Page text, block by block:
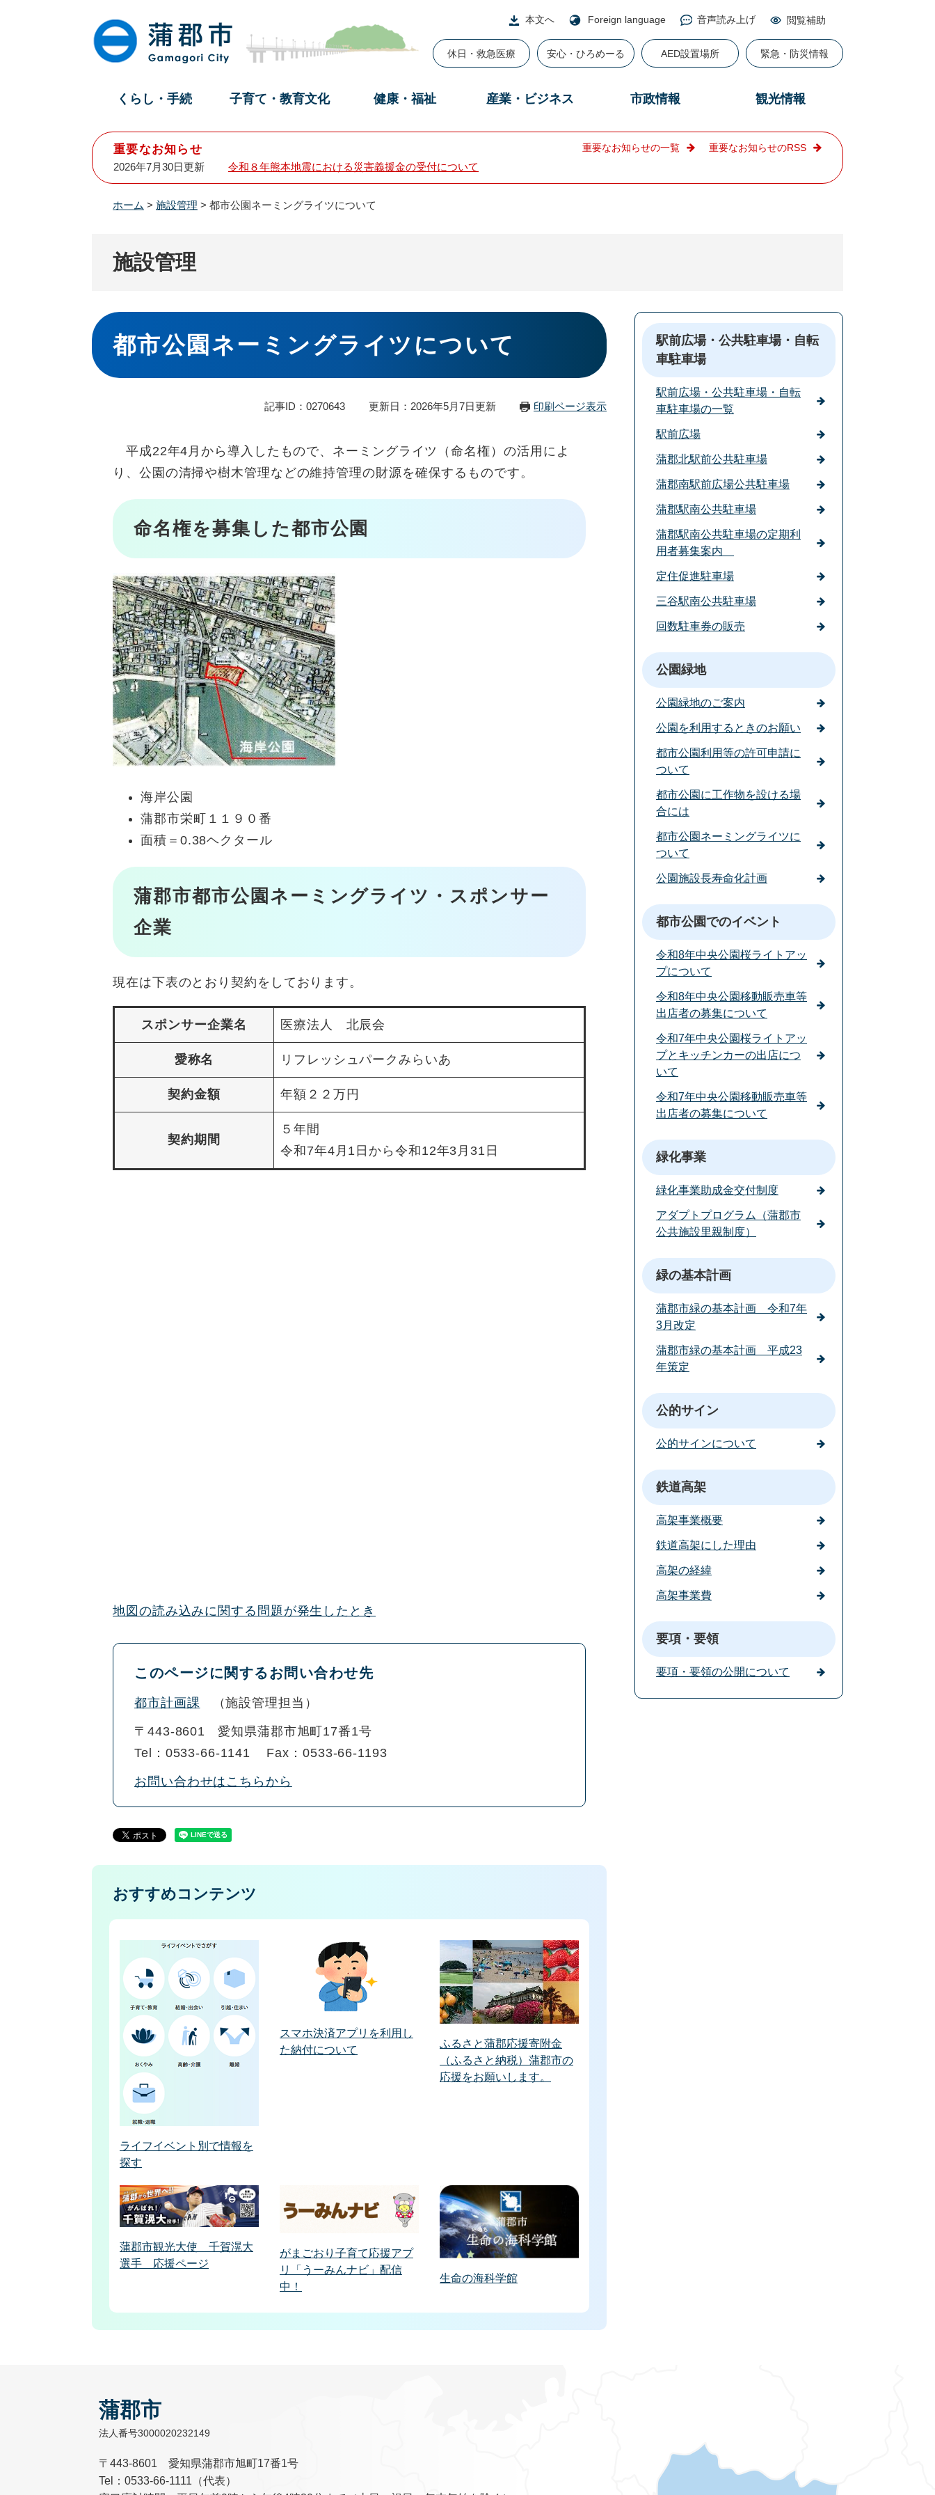
本文へ Foreign language 音声読み上げ 閲覧補助
休日・救急医療 安心・ひろめーる AED設置場所 緊急・防災情報
くらし・手続 子育て・教育文化 健康・福祉 産業・ビジネス 市政情報 観光情報
重要なお知らせ
2026年7月30日更新 令和８年熊本地震における災害義援金の受付について
重要なお知らせの一覧 重要なお知らせのRSS
ホーム > 施設管理 > 都市公園ネーミングライツについて
施設管理
本
文
都市公園ネーミングライツについて
記事ID：0270643 更新日：2026年5月7日更新 印刷ページ表示
平成22年4月から導入したもので、ネーミングライツ（命名権）の活用によ
り、公園の清掃や樹木管理などの維持管理の財源を確保するものです。
命名権を募集した都市公園
海岸公園
蒲郡市栄町１１９０番
面積＝0.38ヘクタール
蒲郡市都市公園ネーミングライツ・スポンサー
企業
現在は下表のとおり契約をしております。
スポンサー企業名 医療法人 北辰会
愛称名 リフレッシュパークみらいあ
契約金額 年額２２万円
契約期間
５年間
令和7年4月1日から令和12年3月31日
地図の読み込みに関する問題が発生したとき
このページに関するお問い合わせ先
都市計画課 施設管理担当
〒443-8601
愛知県蒲郡市旭町17番1号
Tel：0533-66-1141
Fax：0533-66-1193
お問い合わせはこちらから
おすすめコンテンツ
ライフイベント別で情報を
探す
スマホ決済アプリを利用し
た納付について
ふるさと蒲郡応援寄附金
（ふるさと納税）蒲郡市の
応援をお願いします。
蒲郡市観光大使 千賀滉大
選手 応援ページ
がまごおり子育て応援アプ
リ「うーみんナビ」配信
中！
生命の海科学館
駅前広場・公共駐車場・自転
車駐車場
駅前広場・公共駐車場・自転
車駐車場の一覧
駅前広場
蒲郡北駅前公共駐車場
蒲郡南駅前広場公共駐車場
蒲郡駅南公共駐車場
蒲郡駅南公共駐車場の定期利
用者募集案内
定住促進駐車場
三谷駅南公共駐車場
回数駐車券の販売
公園緑地
公園緑地のご案内
公園を利用するときのお願い
都市公園利用等の許可申請に
ついて
都市公園に工作物を設ける場
合には
都市公園ネーミングライツに
ついて
公園施設長寿命化計画
都市公園でのイベント
令和8年中央公園桜ライトアッ
プについて
令和8年中央公園移動販売車等
出店者の募集について
令和7年中央公園桜ライトアッ
プとキッチンカーの出店につ
いて
令和7年中央公園移動販売車等
出店者の募集について
緑化事業
緑化事業助成金交付制度
アダプトプログラム（蒲郡市
公共施設里親制度）
緑の基本計画
蒲郡市緑の基本計画 令和7年
3月改定
蒲郡市緑の基本計画 平成23
年策定
公的サイン
公的サインについて
鉄道高架
高架事業概要
鉄道高架にした理由
高架の経緯
高架事業費
要項・要領
要項・要領の公開について
蒲郡市
法人番号3000020232149
〒443-8601 愛知県蒲郡市旭町17番1号
Tel：0533-66-1111（代表）